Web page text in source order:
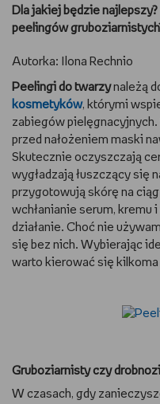
URZĄDZAM I DEKORUJĘ
MAM ZWIERZĘTA
PASJE DZIECKA
GRAM
RYSUJĘ
PORADNIKI
WYWIADY
WYDARZENIA
Dla jakiej będzie
peelingów
Autorka: Ilona Rechnio
Peelingi do twarzynależą
kosmetyków, którymi
zabiegów
przed nałożeniem maski
Skutecznie oczyszczają
wygładzają łuszczący się
przygotowują skórę na
wchłanianie serum, kremu
działanie. Choć nie
się bez nich. Wybierając
warto kierować się
Gruboziarnisty czy
W czasach, gdy